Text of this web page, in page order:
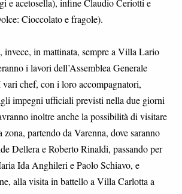
e acetosella), infine Claudio Ceriotti e
Cioccolato e fragole).
invece, in mattinata, sempre a Villa Lario
i lavori dell’Assemblea Generale
chef, con i loro accompagnatori,
impegni ufficiali previsti nella due giorni
inoltre anche la possibilità di visitare
partendo da Varenna, dove saranno
Dellera e Roberto Rinaldi, passando per
Ida Anghileri e Paolo Schiavo, e
alla visita in battello a Villa Carlotta a